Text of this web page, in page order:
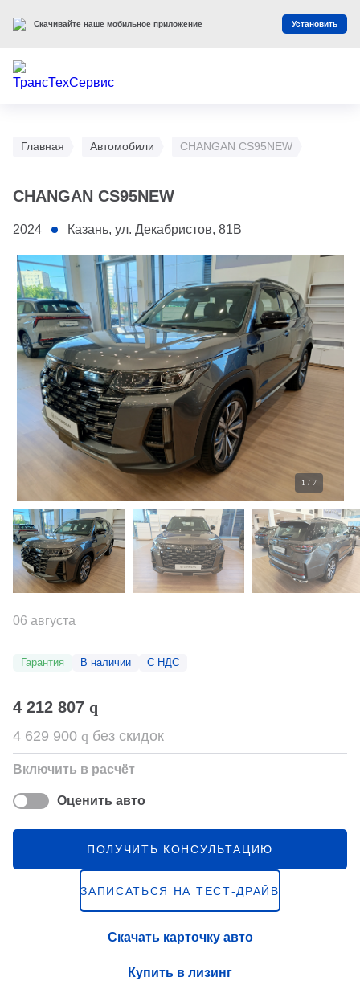
Главная Автомобили CHANGAN CS95NEW
CHANGAN CS95NEW
2024 Казань, ул. Декабристов, 81В
1 / 7
06 августа
Гарантия В наличии С НДС
4 212 807 q
4 629 900 q без скидок
Включить в расчёт
Оценить авто
ПОЛУЧИТЬ КОНСУЛЬТАЦИЮ
ЗАПИСАТЬСЯ НА ТЕСТ-ДРАЙВ
Скачать карточку авто
Купить в лизинг
Скачивайте наше мобильное приложение Установить